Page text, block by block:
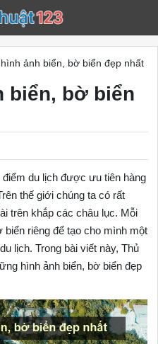
ảnh biển, bờ biển đẹp nhất
biển, bờ biển
du lịch được ưu tiên hàng
thế giới chúng ta có rất
trên khắp các châu lục. Mỗi
riêng để tạo cho mình một
lịch. Trong bài viết này, Thủ
hình ảnh biển, bờ biển đẹp